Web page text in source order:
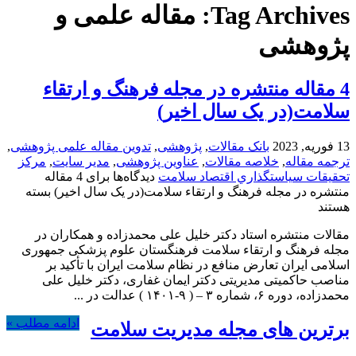
Tag Archives: مقاله علمی و
پژوهشی
4 مقاله منتشره در مجله فرهنگ و ارتقاء
سلامت(در یک سال اخیر)
13 فوریه, 2023 بانک مقالات, پژوهشی, تدوین مقاله علمی پژوهشی,
ترجمه مقاله, خلاصه مقالات, عناوین پژوهشی, مدیر سایت, مركز
تحقيقات سياستگذاري اقتصاد سلامت دیدگاه‌ها
برای 4 مقاله
منتشره در مجله فرهنگ و ارتقاء سلامت(در یک سال اخیر) بسته
هستند
مقالات منتشره استاد دکتر خلیل علی محمدزاده و همکاران در
مجله فرهنگ و ارتقاء سلامت فرهنگستان علوم پزشکی جمهوری
اسلامی ایران تعارض منافع در نظام سلامت ایران با تأکید بر
مناصب حاکمیتی مدیریتی دکتر ایمان غفاری، دکتر خلیل علی
محمدزاده، دوره ۶، شماره ۳ – ( ۹-۱۴۰۱ ) عدالت در ...
ادامه مطلب » برترین های مجله مدیریت سلامت